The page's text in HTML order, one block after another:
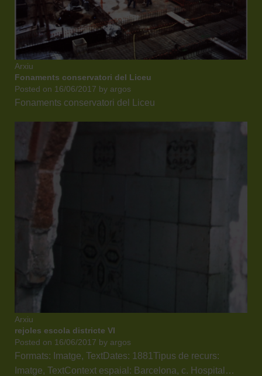
Arxiu
Fonaments conservatori del Liceu
Posted on 16/06/2017 by argos
Fonaments conservatori del Liceu
Arxiu
rejoles escola districte VI
Posted on 16/06/2017 by argos
Formats: Imatge, TextDates: 1881Tipus de recurs:
Imatge, TextContext espaial: Barcelona, c. Hospital…